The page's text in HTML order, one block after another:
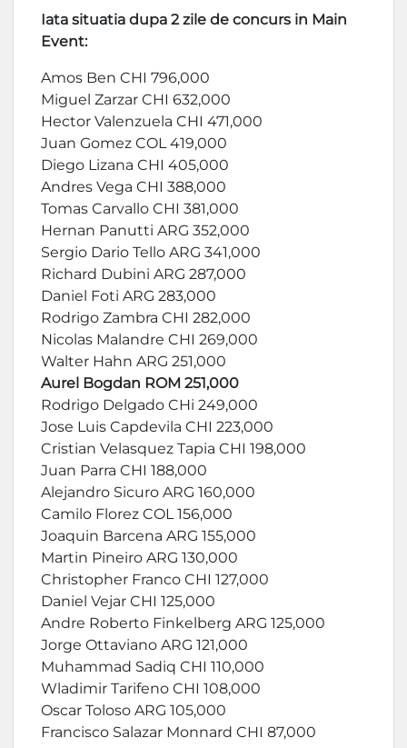
Iata situatia dupa 2 zile de concurs in Main
Event:
Amos Ben CHI 796,000
Miguel Zarzar CHI 632,000
Hector Valenzuela CHI 471,000
Juan Gomez COL 419,000
Diego Lizana CHI 405,000
Andres Vega CHI 388,000
Tomas Carvallo CHI 381,000
Hernan Panutti ARG 352,000
Sergio Dario Tello ARG 341,000
Richard Dubini ARG 287,000
Daniel Foti ARG 283,000
Rodrigo Zambra CHI 282,000
Nicolas Malandre CHI 269,000
Walter Hahn ARG 251,000
Aurel Bogdan ROM 251,000
Rodrigo Delgado CHi 249,000
Jose Luis Capdevila CHI 223,000
Cristian Velasquez Tapia CHI 198,000
Juan Parra CHI 188,000
Alejandro Sicuro ARG 160,000
Camilo Florez COL 156,000
Joaquin Barcena ARG 155,000
Martin Pineiro ARG 130,000
Christopher Franco CHI 127,000
Daniel Vejar CHI 125,000
Andre Roberto Finkelberg ARG 125,000
Jorge Ottaviano ARG 121,000
Muhammad Sadiq CHI 110,000
Wladimir Tarifeno CHI 108,000
Oscar Toloso ARG 105,000
Francisco Salazar Monnard CHI 87,000